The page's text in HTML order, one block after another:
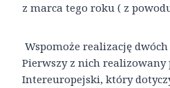
z marca tego roku ( z
Wspomoże realizację
Pierwszy z nich realizowany
Intereuropejski, który